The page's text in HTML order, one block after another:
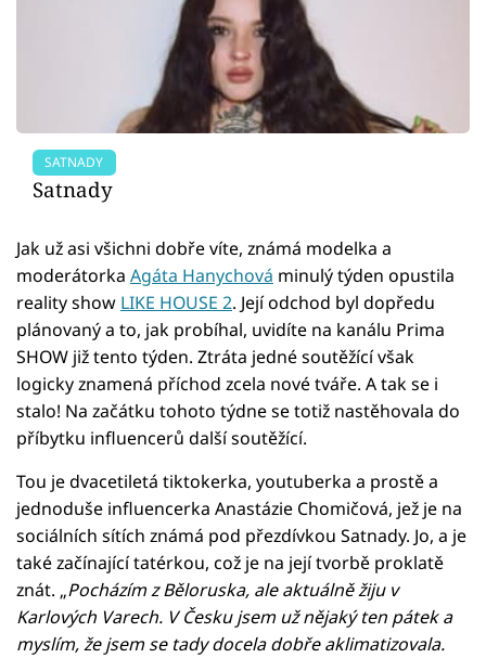
SATNADY
Satnady
Jak už asi všichni dobře víte, známá modelka a
moderátorka Agáta Hanychová minulý týden opustila
reality show LIKE HOUSE 2. Její odchod byl dopředu
plánovaný a to, jak probíhal, uvidíte na kanálu Prima
SHOW již tento týden. Ztráta jedné soutěžící však
logicky znamená příchod zcela nové tváře. A tak se i
stalo! Na začátku tohoto týdne se totiž nastěhovala do
příbytku influencerů další soutěžící.
Tou je dvacetiletá tiktokerka, youtuberka a prostě a
jednoduše influencerka Anastázie Chomičová, jež je na
sociálních sítích známá pod přezdívkou Satnady. Jo, a je
také začínající tatérkou, což je na její tvorbě proklatě
znát. „Pocházím z Běloruska, ale aktuálně žiju v
Karlových Varech. V Česku jsem už nějaký ten pátek a
myslím, že jsem se tady docela dobře aklimatizovala.